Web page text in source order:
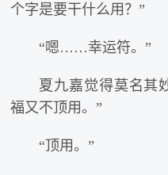
个字是要干什么用？”
“嗯……幸运符。”
夏九嘉觉得莫名其
福又不顶用。”
“顶用。”